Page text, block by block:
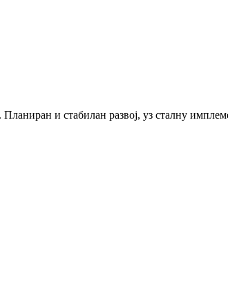
и стабилан развој, уз сталну